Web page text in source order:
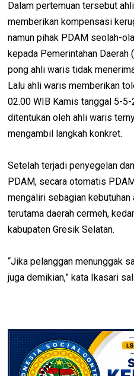
Dalam pertemuan tersebut
memberikan kompensasi
namun pihak PDAM seolah-
kepada Pemerintahan Daerah
pong ahli waris tidak
Lalu ahli waris memberikan
02.00 WIB Kamis tanggal 5-
ditentukan oleh ahli waris
mengambil langkah konkret.
Setelah terjadi penyegelan
PDAM, secara otomatis
mengaliri sebagian
terutama daerah cermeh,
kabupaten Gresik Selatan.
“Jika pelanggan menunggak
juga demikian,” kata Ikasari